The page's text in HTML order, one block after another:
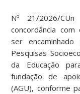
Nº 21/2026/
concordância
ser
Pesquisas
da Educação
fundação de
(AGU), conforme